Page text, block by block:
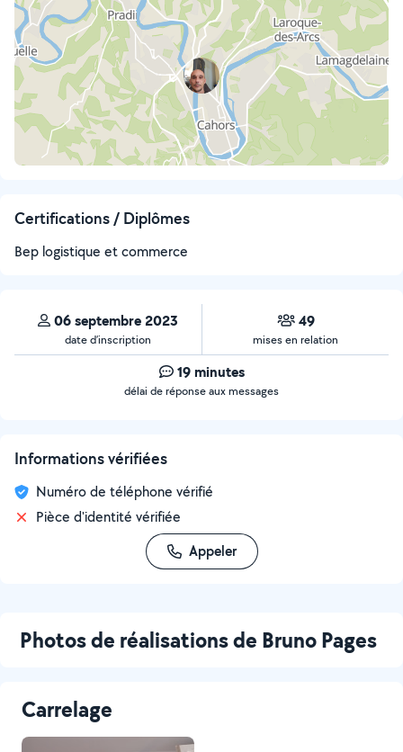
Certifications / Diplômes
Bep logistique et commerce
06 septembre 2023
date d’inscription
49
mises en relation
19 minutes
délai de réponse aux messages
Informations vérifiées
Numéro de téléphone vérifié
Pièce d'identité vérifiée
Appeler
Photos de réalisations de Bruno Pages
Carrelage